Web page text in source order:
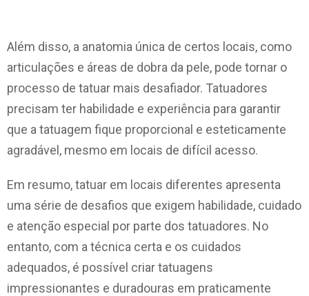
Além disso, a anatomia única de certos locais, como
articulações e áreas de dobra da pele, pode tornar o
processo de tatuar mais desafiador. Tatuadores
precisam ter habilidade e experiência para garantir
que a tatuagem fique proporcional e esteticamente
agradável, mesmo em locais de difícil acesso.
Em resumo, tatuar em locais diferentes apresenta
uma série de desafios que exigem habilidade, cuidado
e atenção especial por parte dos tatuadores. No
entanto, com a técnica certa e os cuidados
adequados, é possível criar tatuagens
impressionantes e duradouras em praticamente